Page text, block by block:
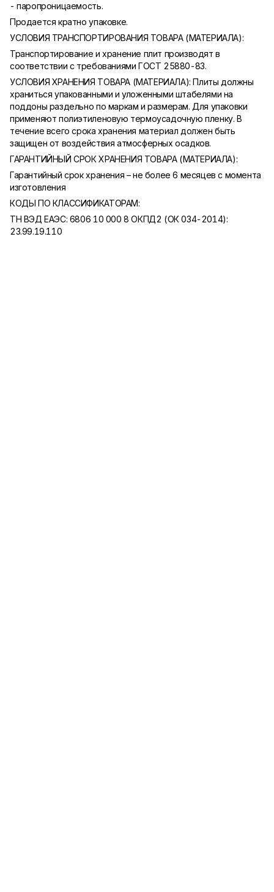
- паропроницаемость.
Продается кратно упаковке.
УСЛОВИЯ ТРАНСПОРТИРОВАНИЯ ТОВАРА (МАТЕРИАЛА):
Транспортирование и хранение плит производят в
соответствии с требованиями ГОСТ 25880-83.
УСЛОВИЯ ХРАНЕНИЯ ТОВАРА (МАТЕРИАЛА): Плиты должны
храниться упакованными и уложенными штабелями на
поддоны раздельно по маркам и размерам. Для упаковки
применяют полиэтиленовую термоусадочную пленку. В
течение всего срока хранения материал должен быть
защищен от воздействия атмосферных осадков.
ГАРАНТИЙНЫЙ СРОК ХРАНЕНИЯ ТОВАРА (МАТЕРИАЛА):
Гарантийный срок хранения – не более 6 месяцев с момента
изготовления
КОДЫ ПО КЛАССИФИКАТОРАМ:
ТН ВЭД ЕАЭС: 6806 10 000 8 ОКПД2 (ОК 034-2014):
23.99.19.110